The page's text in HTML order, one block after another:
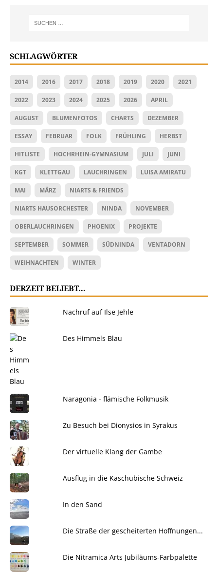
SCHLAGWÖRTER
2014 2016 2017 2018 2019 2020 2021
2022 2023 2024 2025 2026 APRIL
AUGUST BLUMENFOTOS CHARTS DEZEMBER
ESSAY FEBRUAR FOLK FRÜHLING HERBST
HITLISTE HOCHRHEIN-GYMNASIUM JULI JUNI
KGT KLETTGAU LAUCHRINGEN LUISA AMIRATU
MAI MÄRZ NIARTS & FRIENDS
NIARTS HAUSORCHESTER NINDA NOVEMBER
OBERLAUCHRINGEN PHOENIX PROJEKTE
SEPTEMBER SOMMER SÜDNINDA VENTADORN
WEIHNACHTEN WINTER
DERZEIT BELIEBT…
Nachruf auf Ilse Jehle
Des Himmels Blau
Naragonia - flämische Folkmusik
Zu Besuch bei Dionysios in Syrakus
Der virtuelle Klang der Gambe
Ausflug in die Kaschubische Schweiz
In den Sand
Die Straße der gescheiterten Hoffnungen...
Die Nitramica Arts Jubiläums-Farbpalette